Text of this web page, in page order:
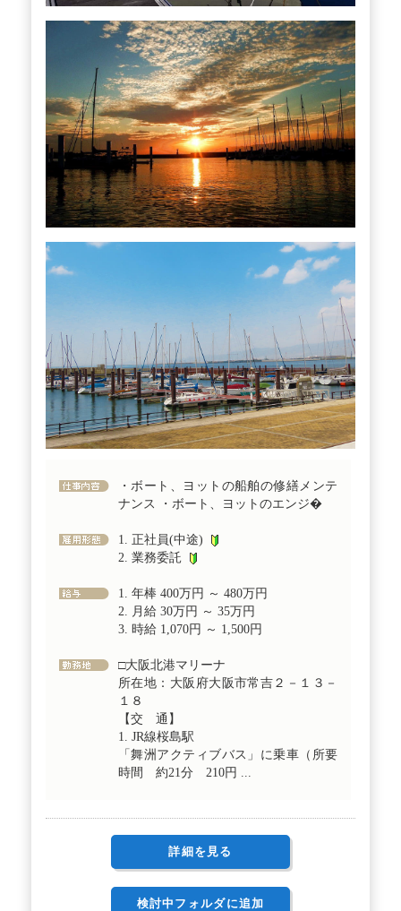
・ボート、ヨットの船舶の修繕メンテ
ナンス ・ボート、ヨットのエンジ�
1. 正社員(中途)
2. 業務委託
1. 年棒 400万円 ～ 480万円
2. 月給 30万円 ～ 35万円
3. 時給 1,070円 ～ 1,500円
□大阪北港マリーナ
所在地：大阪府大阪市常吉２－１３－
１８
【交 通】
1. JR線桜島駅
「舞洲アクティブバス」に乗車（所要
時間 約21分 210円 ...
詳細を見る
検討中フォルダに追加